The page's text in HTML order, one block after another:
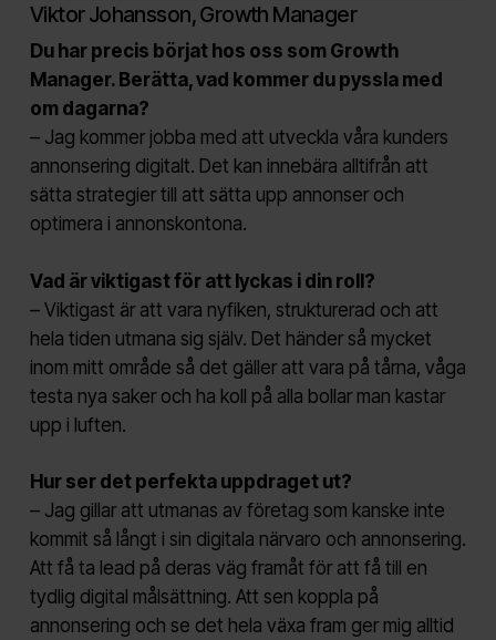
Viktor Johansson, Growth Manager
Du har precis börjat hos oss som Growth
Manager. Berätta, vad kommer du pyssla med
om dagarna?
– Jag kommer jobba med att utveckla våra kunders
annonsering digitalt. Det kan innebära alltifrån att
sätta strategier till att sätta upp annonser och
optimera i annonskontona.
Vad är viktigast för att lyckas i din roll?
– Viktigast är att vara nyfiken, strukturerad och att
hela tiden utmana sig själv. Det händer så mycket
inom mitt område så det gäller att vara på tårna, våga
testa nya saker och ha koll på alla bollar man kastar
upp i luften.
Hur ser det perfekta uppdraget ut?
– Jag gillar att utmanas av företag som kanske inte
kommit så långt i sin digitala närvaro och annonsering.
Att få ta lead på deras väg framåt för att få till en
tydlig digital målsättning. Att sen koppla på
annonsering och se det hela växa fram ger mig alltid